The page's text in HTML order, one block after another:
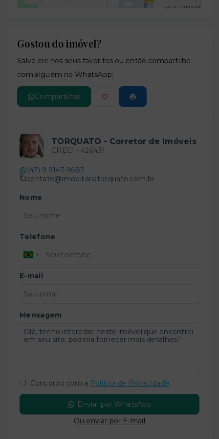
Gostou do imóvel?
Salve ele nos seus favoritos ou então compartilhe
com alguém no WhatsApp:
Compartilhar
TORQUATO - Corretor de Imóveis
CRECI - 42643f
(47) 9 9147-9687
contato@imobiliariatorquato.com.br
Nome
Telefone
E-mail
Mensagem
Concordo com a Política de Privacidade
Enviar por WhatsApp
Ou enviar por E-mail